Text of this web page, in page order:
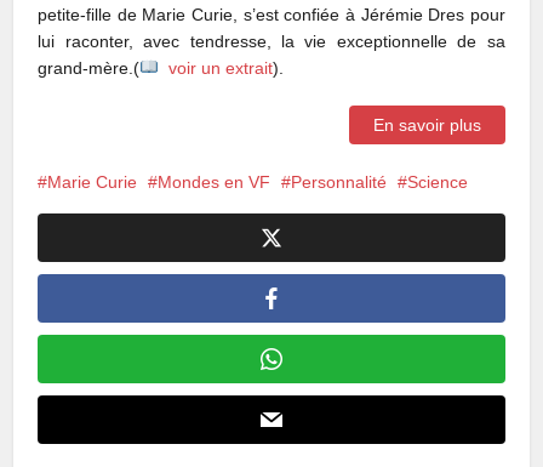
petite-fille de Marie Curie, s’est confiée à Jérémie Dres pour
lui raconter, avec tendresse, la vie exceptionnelle de sa
grand-mère.(
voir un extrait).
En savoir plus
Marie Curie Mondes en VF Personnalité Science